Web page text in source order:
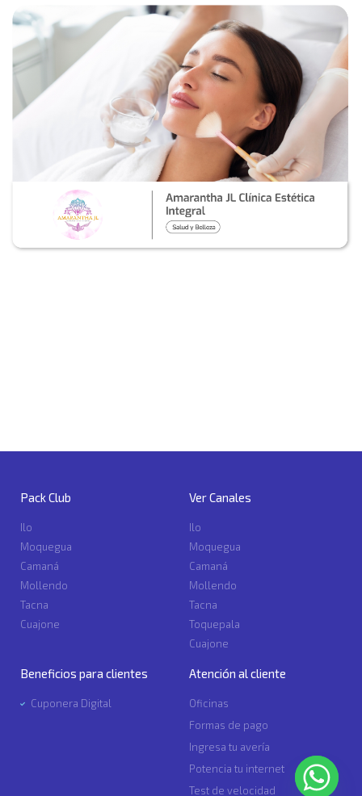
Pack Club
Ilo
Moquegua
Camaná
Mollendo
Tacna
Cuajone
Ver Canales
Ilo
Moquegua
Camaná
Mollendo
Tacna
Toquepala
Cuajone
Beneficios para clientes
Cuponera Digital
Atención al cliente
Oficinas
Formas de pago
Ingresa tu avería
Potencia tu internet
Test de velocidad